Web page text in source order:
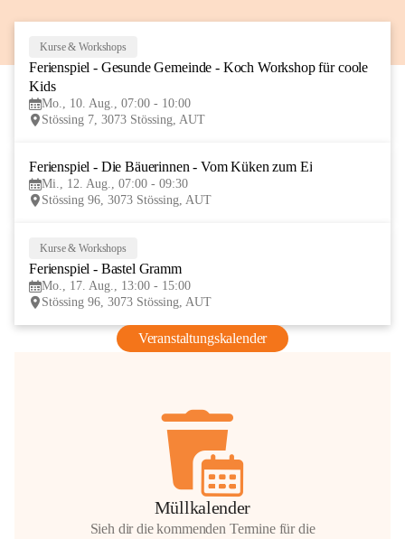
AUG
Kurse & Workshops
Ferienspiel - Gesunde Gemeinde - Koch Workshop für coole
Kids
Mo., 10. Aug., 07:00 - 10:00
Stössing 7, 3073 Stössing, AUT
Ferienspiel - Die Bäuerinnen - Vom Küken zum Ei
Mi., 12. Aug., 07:00 - 09:30
Stössing 96, 3073 Stössing, AUT
Kurse & Workshops
Ferienspiel - Bastel Gramm
Mo., 17. Aug., 13:00 - 15:00
Stössing 96, 3073 Stössing, AUT
Veranstaltungskalender
Müllkalender
Sieh dir die kommenden Termine für die